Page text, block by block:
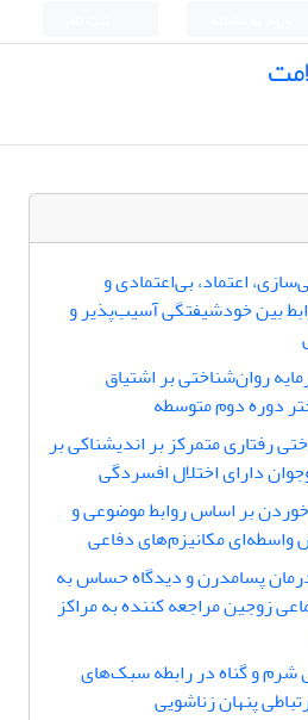
اعتماد، بی‌اعتمادی و
بین خودشیفتگی آسیب‌پذیر و
روان‌شناختی بر اشتیاق
دوره دوم متوسطه
رفتاری متمرکز بر اندیشناکی بر
دارای اختلال افسردگی
بر اساس روابط موضوعی و
مکانیزم‌های دفاعی
پسامدرن و دیدگاه حساس به
زوجین مراجعه کننده به مراکز
و گناه در رابطه سبک‌های
پنهان زناشویی